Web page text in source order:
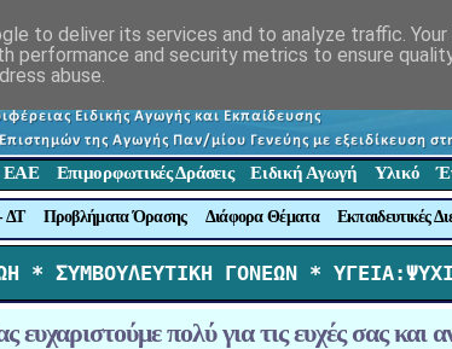
ΕΑΕ Επιμορφωτικές Δράσεις Ειδική Αγωγή Υλικό
ΔΤ Προβλήματα Όρασης Διάφορα Θέματα Εκπαιδευτικές
* ΣΥΜΒΟΥΛΕΥΤΙΚΗ ΓΟΝΕΩΝ *
πολύ για τις ευχές σας και
to deliver its services and to analyze traffic.
performance and security metrics to ensure
abuse.